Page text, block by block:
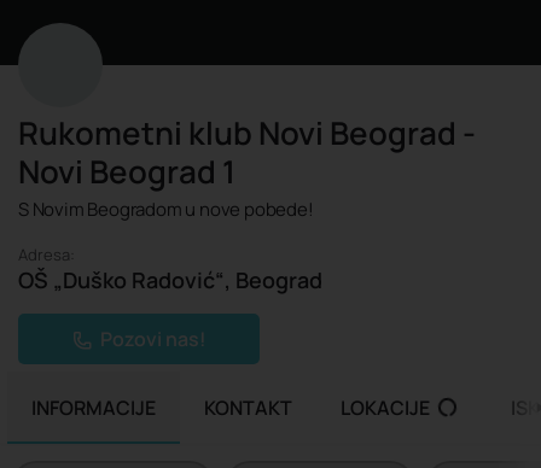
Rukometni klub Novi Beograd -
Novi Beograd 1
S Novim Beogradom u nove pobede!
Adresa:
OŠ „Duško Radović“, Beograd
Pozovi nas!
INFORMACIJE KONTAKT LOKACIJE